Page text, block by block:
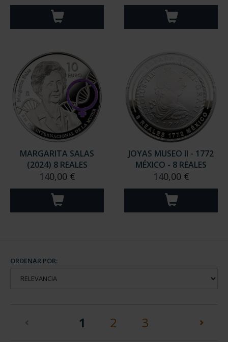
MARGARITA SALAS
(2024) 8 REALES
140,00 €
JOYAS MUSEO II - 1772
MÉXICO - 8 REALES
140,00 €
ORDENAR POR:
1 (current)
2 3